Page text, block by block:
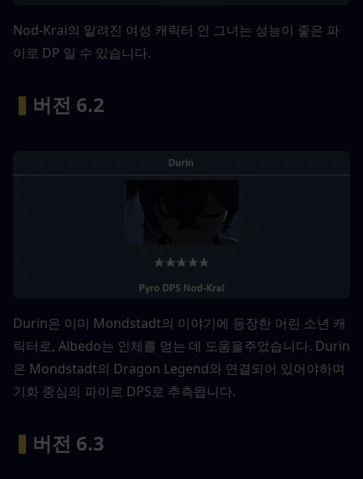
Nod-Krai의 알려진 여성 캐릭터 인 그녀는 성능이 좋은 파
이로 DP 일 수 있습니다.
▍ 버전 6.2
Durin은 이미 Mondstadt의 이야기에 등장한 어린 소년 캐
릭터로, Albedo는 인체를 얻는 데 도움을주었습니다. Durin
은 Mondstadt의 Dragon Legend와 연결되어 있어야하며
기화 중심의 파이로 DPS로 추측됩니다.
▍ 버전 6.3